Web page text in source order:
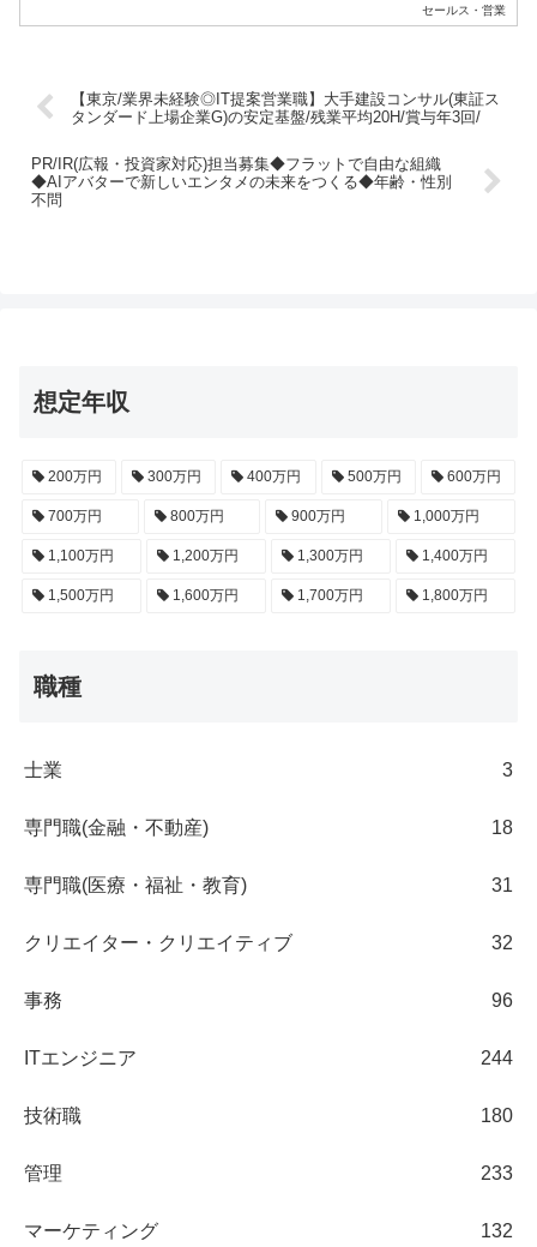
セールス・営業
【東京/業界未経験◎IT提案営業職】大手建設コンサル(東証ス
タンダード上場企業G)の安定基盤/残業平均20H/賞与年3回/
PR/IR(広報・投資家対応)担当募集◆フラットで自由な組織
◆AIアバターで新しいエンタメの未来をつくる◆年齢・性別
不問
想定年収
200万円 300万円 400万円 500万円 600万円
700万円 800万円 900万円 1,000万円
1,100万円 1,200万円 1,300万円 1,400万円
1,500万円 1,600万円 1,700万円 1,800万円
職種
士業 3
専門職(金融・不動産) 18
専門職(医療・福祉・教育) 31
クリエイター・クリエイティブ 32
事務 96
ITエンジニア 244
技術職 180
管理 233
マーケティング 132